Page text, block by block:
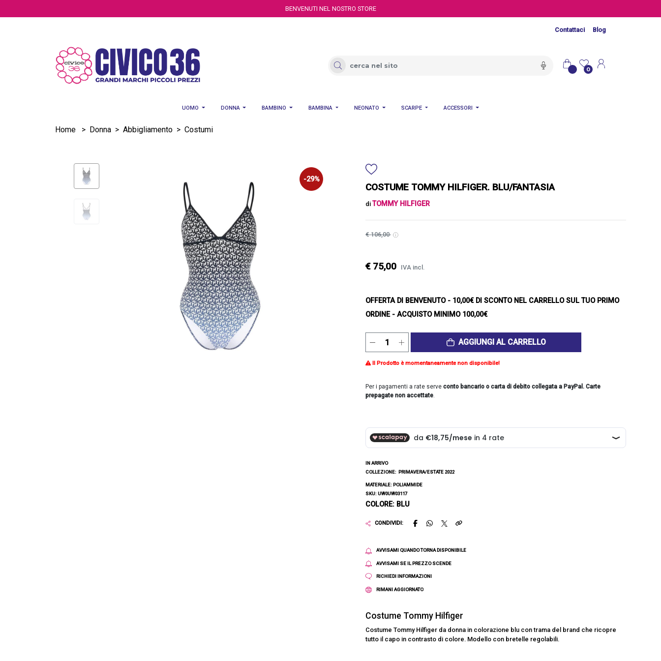
BENVENUTI NEL NOSTRO STORE
Contattaci Blog
0
UOMO DONNA BAMBINO BAMBINA NEONATO SCARPE ACCESSORI
Home > Donna > Abbigliamento > Costumi
-29%
COSTUME TOMMY HILFIGER. BLU/FANTASIA
di TOMMY HILFIGER
€ 106,00
€ 75,00 IVA incl.
OFFERTA DI BENVENUTO- 10,00€ DI SCONTO NEL CARRELLO SUL TUO PRIMO
ORDINE - ACQUISTO MINIMO 100,00€
AGGIUNGI AL CARRELLO
Il Prodotto è momentaneamente non disponibile!
Per i pagamenti a rate serve conto bancario o carta di debito collegata a PayPal. Carte
prepagate non accettate.
IN ARRIVO
COLLEZIONE: PRIMAVERA/ESTATE 2022
MATERIALE: POLIAMMIDE
SKU: UW0UW03117
COLORE: BLU
CONDIVIDI:
AVVISAMI QUANDO TORNA DISPONIBILE
AVVISAMI SE IL PREZZO SCENDE
RICHIEDI INFORMAZIONI
RIMANI AGGIORNATO
Costume Tommy Hilfiger
Costume Tommy Hilfiger da donna in colorazione blu con trama del brand che ricopre
tutto il capo in contrasto di colore. Modello con bretelle regolabili.